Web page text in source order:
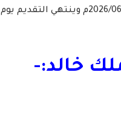
– يبدأ التقديم يوم الثلاثاء بتاريخ 1447/12/16هـ الموافق 2026/06/02م وينتهي التقديم يوم
خالد:-